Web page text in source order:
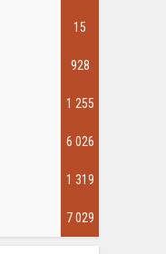
15
928
1 255
6 026
1 319
7 029